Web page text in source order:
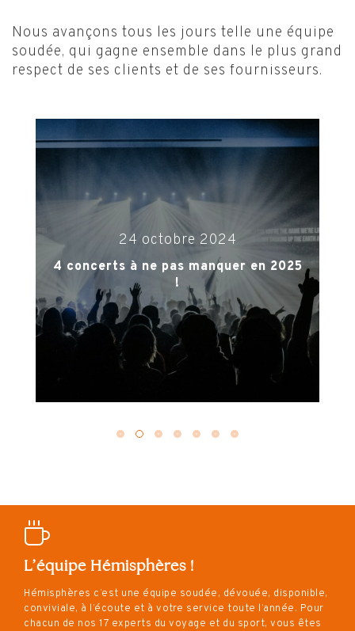
Nous avançons tous les jours telle une équipe
soudée, qui gagne ensemble dans le plus grand
respect de ses clients et de ses fournisseurs.
10 octobre 2024
Nos 3 suggestions de voyages
Incentive pour la saison 2024 – 2025
Team Orange
L’équipe Hémisphères !
Hémisphères c’est une équipe soudée, dévouée, disponible,
conviviale, à l’écoute et à votre service toute l’année. Pour
chacun de nos 17 experts du voyage et du sport, vous êtes